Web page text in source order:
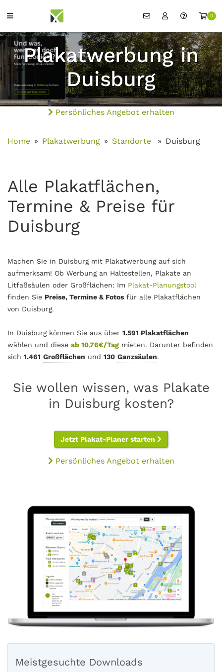
0
Plakatwerbung in
Duisburg
Persönliches Angebot erhalten
Home Plakatwerbung Standorte Duisburg
Alle Plakatflächen,
Termine & Preise für
Duisburg
Machen Sie in Duisburg mit Plakatwerbung auf sich
aufmerksam! Ob Werbung an Haltestellen, Plakate an
Litfaßsäulen oder Großflächen: Im Plakat-Planungstool
finden Sie Preise, Termine & Fotos für alle Plakatflächen
von Duisburg.
In Duisburg können Sie aus über 1.591 Plakatflächen
wählen und diese ab 10,76€/Tag mieten. Darunter befinden
sich 1.461 Großflächen und 130 Ganzsäulen.
Sie wollen wissen, was Plakate
in Duisburg kosten?
Jetzt Plakat-Planer starten
Persönliches Angebot erhalten
Meistgesuchte Downloads